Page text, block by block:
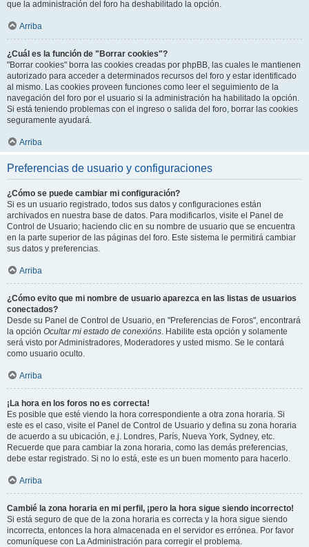
que la administración del foro ha deshabilitado la opción.
Arriba
¿Cuál es la función de "Borrar cookies"?
"Borrar cookies" borra las cookies creadas por phpBB, las cuales le mantienen
autorizado para acceder a determinados recursos del foro y estar identificado
al mismo. Las cookies proveen funciones como leer el seguimiento de la
navegación del foro por el usuario si la administración ha habilitado la opción.
Si está teniendo problemas con el ingreso o salida del foro, borrar las cookies
seguramente ayudará.
Arriba
Preferencias de usuario y configuraciones
¿Cómo se puede cambiar mi configuración?
Si es un usuario registrado, todos sus datos y configuraciones están
archivados en nuestra base de datos. Para modificarlos, visite el Panel de
Control de Usuario; haciendo clic en su nombre de usuario que se encuentra
en la parte superior de las páginas del foro. Este sistema le permitirá cambiar
sus datos y preferencias.
Arriba
¿Cómo evito que mi nombre de usuario aparezca en las listas de usuarios
conectados?
Desde su Panel de Control de Usuario, en "Preferencias de Foros", encontrará
la opción Ocultar mi estado de conexións. Habilite esta opción y solamente
será visto por Administradores, Moderadores y usted mismo. Se le contará
como usuario oculto.
Arriba
¡La hora en los foros no es correcta!
Es posible que esté viendo la hora correspondiente a otra zona horaria. Si
este es el caso, visite el Panel de Control de Usuario y defina su zona horaria
de acuerdo a su ubicación, e.j. Londres, París, Nueva York, Sydney, etc.
Recuerde que para cambiar la zona horaria, como las demás preferencias,
debe estar registrado. Si no lo está, este es un buen momento para hacerlo.
Arriba
Cambié la zona horaria en mi perfil, ¡pero la hora sigue siendo incorrecto!
Si está seguro de que de la zona horaria es correcta y la hora sigue siendo
incorrecta, entonces la hora almacenada en el servidor es errónea. Por favor
comuníquese con La Administración para corregir el problema.